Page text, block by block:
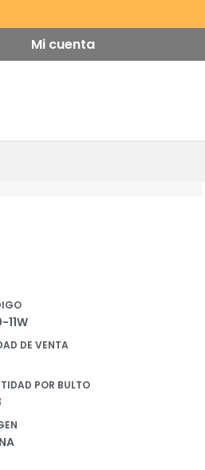
Mi cuenta
11W
DE VENTA
POR BULTO